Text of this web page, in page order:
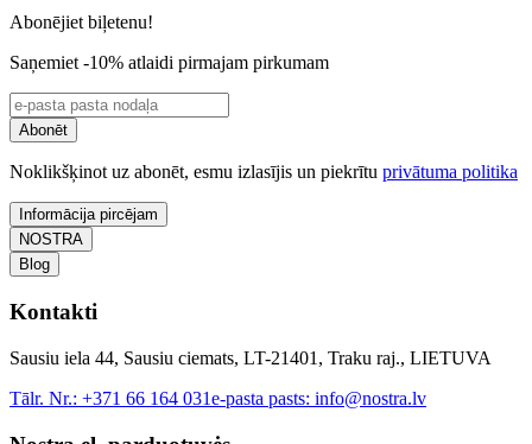
Abonējiet biļetenu!
Saņemiet -10% atlaidi pirmajam pirkumam
Abonēt
Noklikšķinot uz abonēt, esmu izlasījis un piekrītu privātuma politika
Informācija pircējam
NOSTRA
Blog
Kontakti
Sausiu iela 44, Sausiu ciemats, LT-21401, Traku raj., LIETUVA
Tālr. Nr.: +371 66 164 031e-pasta pasts: info@nostra.lv